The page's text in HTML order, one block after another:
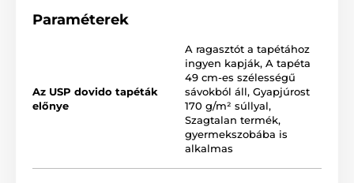
bármely helyiségnek. Kiváló minőségű, sima felületű
korszerű UV-led nyomtatási technológia garantálja a
kiváló tartósságot és színtartást.
Elérhető méretek és típusok (cm-ben – szélesség x
Paraméterek
Az USP dovido tapéták
előnye
A ragasztót a tapétához
ingyen kapják, A tapéta
49 cm-es szélességű
sávokból áll, Gyapjúrost
170 g/m² súllyal,
Szagtalan termék,
gyermekszobába is
alkalmas